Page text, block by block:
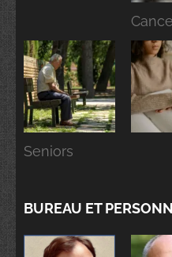
Seniors
BUREAU ET